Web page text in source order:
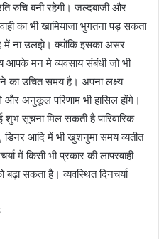
रुचि बनी रहेगी। जल्दबाजी और
का भी खामियाजा भुगतना पड़ सकता
में ना उलझे। क्योंकि इसका असर
मन मे व्यवसाय संबंधी जो भी
का उचित समय है। अपना लक्ष्य
अनुकूल परिणाम भी हासिल होंगे।
शुभ सूचना मिल सकती है पारिवारिक
आदि में भी खुशनुमा समय व्यतीत
में किसी भी प्रकार की लापरवाही
सकता है। व्यवस्थित दिनचर्या